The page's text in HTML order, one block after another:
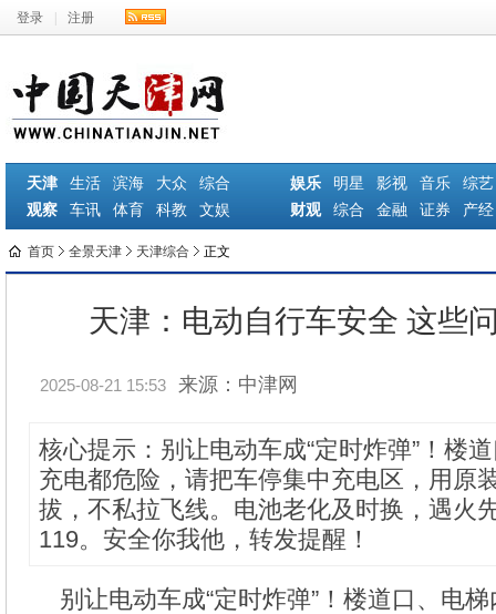
登录 注册
天津 生活 滨海 大众
综合
观察
车讯 体育 科教 文娱
娱乐 明星 影视 音乐
综艺
财观
综合 金融 证券 产经
首页 全景天津 天津综合 正文
天津：电动自行车安全 这些
2025-08-21 15:53 来源：中津网
核心提示：别让电动车成“定时炸弹”！楼
充电都危险，请把车停集中充电区，用原
拔，不私拉飞线。电池老化及时换，遇火
119。安全你我他，转发提醒！
别让电动车成“定时炸弹”！楼道口、电